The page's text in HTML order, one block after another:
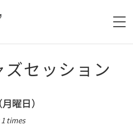
HOME
SCHEDULE
ズセッション
曜日）
1 times